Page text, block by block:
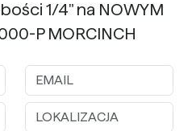
1/4" na NOWYM
P MORCINCH